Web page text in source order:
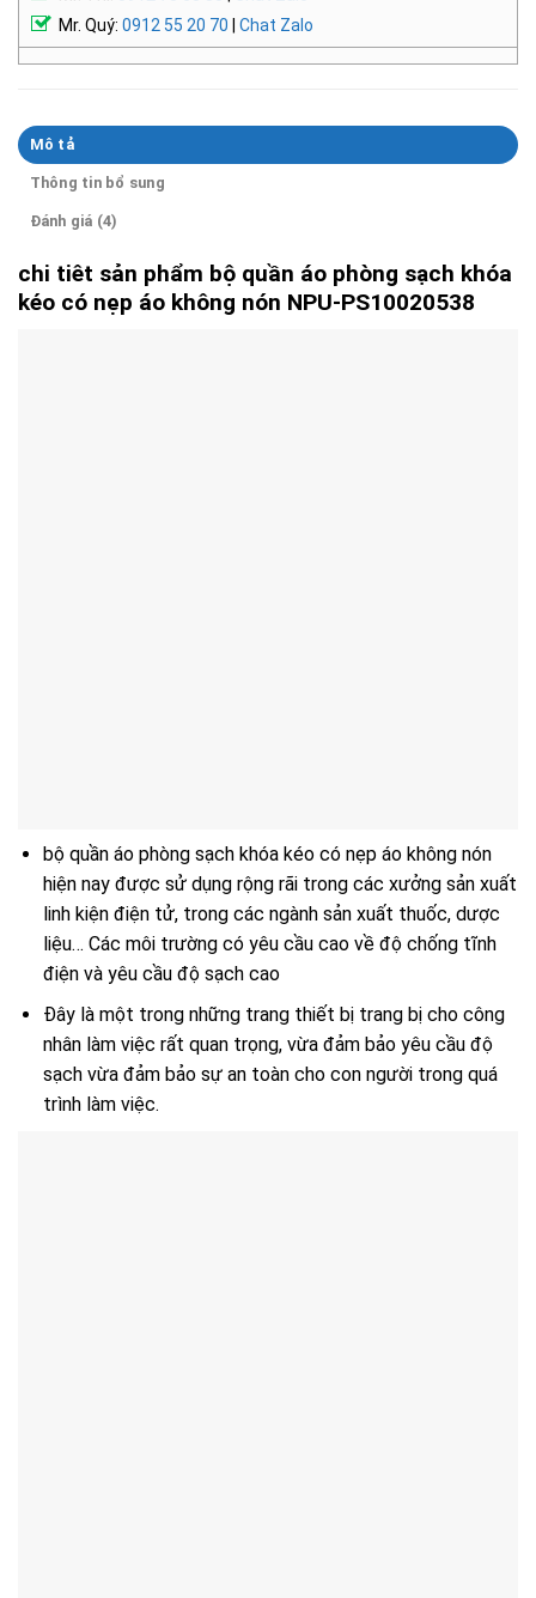
Mr. Quý: 0912 55 20 70 Chat Zalo
Mô tả
Thông tin bổ sung
Đánh giá (4)
chi tiêt sản phẩm bộ quần áo phòng sạch khóa
kéo có nẹp áo không nón NPU-PS10020538
bộ quần áo phòng sạch khóa kéo có nẹp áo không nón
hiện nay được sử dụng rộng rãi trong các xưởng sản xuất
linh kiện điện tử, trong các ngành sản xuất thuốc, dược
liệu… Các môi trường có yêu cầu cao về độ chống tĩnh
điện và yêu cầu độ sạch cao
Đây là một trong những trang thiết bị trang bị cho công
nhân làm việc rất quan trọng, vừa đảm bảo yêu cầu độ
sạch vừa đảm bảo sự an toàn cho con người trong quá
trình làm việc.